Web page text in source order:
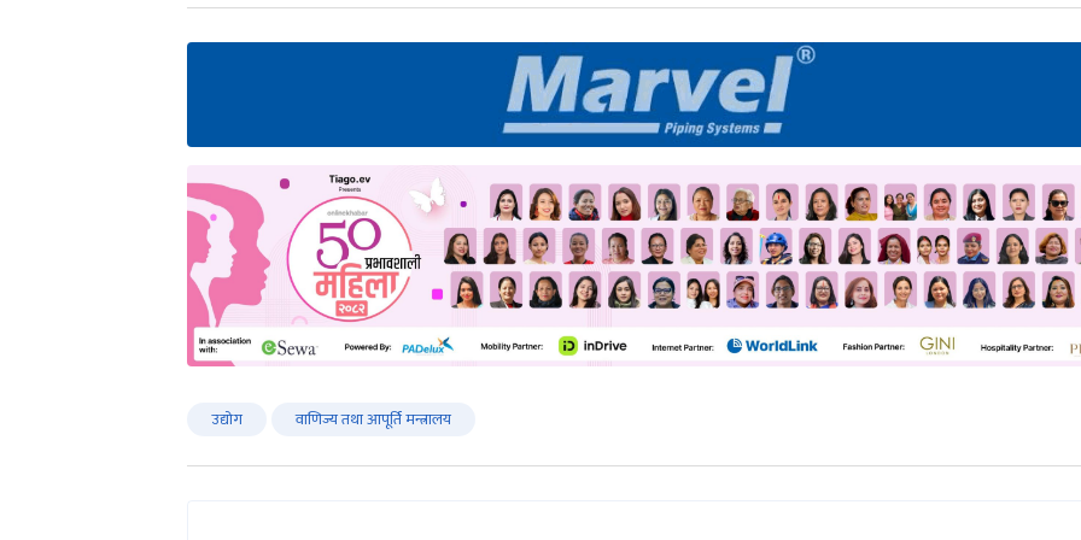
उद्योग वाणिज्य तथा आपूर्ति मन्त्रालय